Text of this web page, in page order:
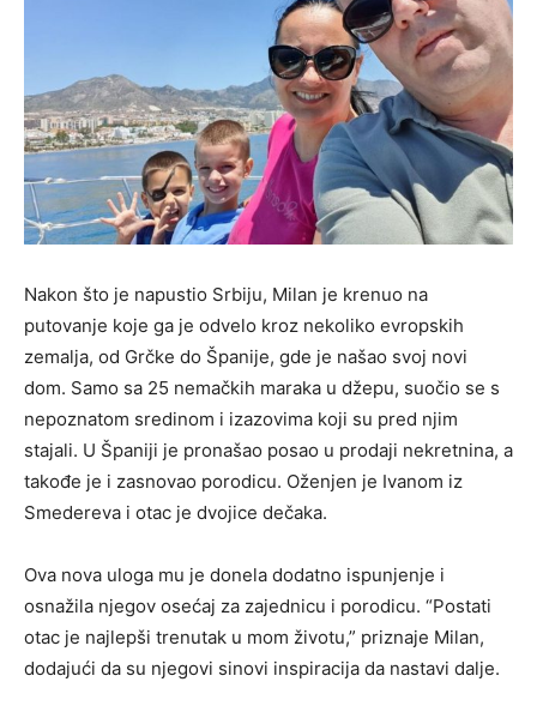
Nakon što je napustio Srbiju, Milan je krenuo na
putovanje koje ga je odvelo kroz nekoliko evropskih
zemalja, od Grčke do Španije, gde je našao svoj novi
dom. Samo sa 25 nemačkih maraka u džepu, suočio se s
nepoznatom sredinom i izazovima koji su pred njim
stajali. U Španiji je pronašao posao u prodaji nekretnina, a
takođe je i zasnovao porodicu. Oženjen je Ivanom iz
Smedereva i otac je dvojice dečaka.
Ova nova uloga mu je donela dodatno ispunjenje i
osnažila njegov osećaj za zajednicu i porodicu. “Postati
otac je najlepši trenutak u mom životu,” priznaje Milan,
dodajući da su njegovi sinovi inspiracija da nastavi dalje.